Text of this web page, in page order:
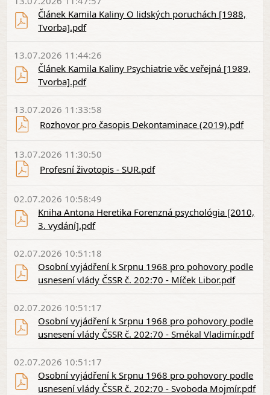
Článek Kamila Kaliny O lidských poruchách [1988,
Tvorba].pdf
Článek Kamila Kaliny Psychiatrie věc veřejná [1989,
Tvorba].pdf
13.07.2026 11:44:26
Rozhovor pro časopis Dekontaminace (2019).pdf
13.07.2026 11:33:58
Profesní životopis - SUR.pdf
13.07.2026 11:30:50
Kniha Antona Heretika Forenzná psychológia [2010,
3. vydání].pdf
02.07.2026 10:58:49
Osobní vyjádření k Srpnu 1968 pro pohovory podle
usnesení vlády ČSSR č. 202:70 - Míček Libor.pdf
02.07.2026 10:51:18
Osobní vyjádření k Srpnu 1968 pro pohovory podle
usnesení vlády ČSSR č. 202:70 - Smékal Vladimír.pdf
02.07.2026 10:51:17
Osobní vyjádření k Srpnu 1968 pro pohovory podle
usnesení vlády ČSSR č. 202:70 - Svoboda Mojmír.pdf
02.07.2026 10:51:17